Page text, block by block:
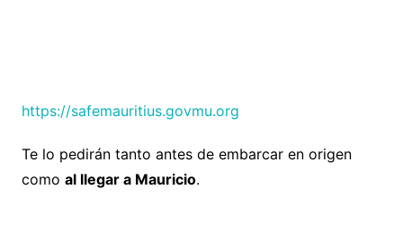
https://safemauritius.govmu.org
Te lo pedirán tanto antes de embarcar en origen
como al llegar a Mauricio.